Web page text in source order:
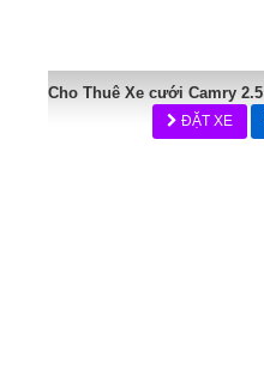
Cho Thuê Xe cưới Camry 2.5
ĐẶT XE